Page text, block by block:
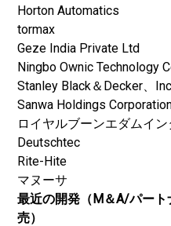
Horton Automatics
tormax
Geze India Private Ltd
Ningbo Ownic Technology
Stanley Black＆Decker、Inc
Sanwa Holdings Corporation
ロイヤルブーンエダムイン
Deutschtec
Rite-Hite
マヌーサ
最近の開発（M＆A/パー
売）